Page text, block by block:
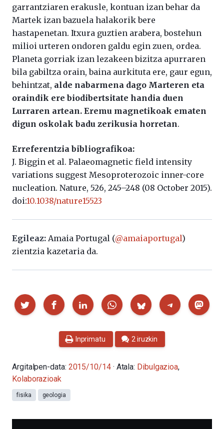
garrantziaren erakusle, kontuan izan behar da
Martek izan bazuela halakorik bere
hastapenetan. Itxura guztien arabera, bostehun
milioi urteren ondoren galdu egin zuen, ordea.
Planeta gorriak izan lezakeen bizitza apurraren
bila gabiltza orain, baina aurkituta ere, gaur egun,
behintzat, alde nabarmena dago Marteren eta
oraindik ere biodibertsitate handia duen
Lurraren artean. Eremu magnetikoak ematen
digun oskolak badu zerikusia horretan.
Erreferentzia bibliografikoa:
J. Biggin et al. Palaeomagnetic field intensity
variations suggest Mesoproterozoic inner-core
nucleation. Nature, 526, 245–248 (08 October 2015).
doi:10.1038/nature15523
Egileaz: Amaia Portugal (@amaiaportugal)
zientzia kazetaria da.
Partekatu
Inprimatu 2 iruzkin
Argitalpen-data: 2015/10/14 · Atala: Dibulgazioa,
Kolaborazioak
fisika geologia